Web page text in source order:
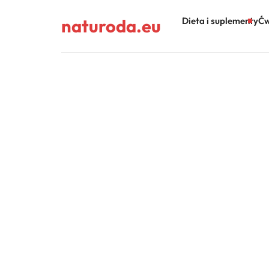
naturoda.eu Dieta i suplementy